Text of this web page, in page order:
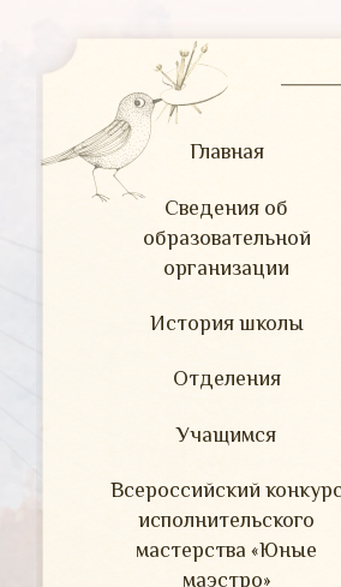
Главная
Сведения об
образовательной
организации
История школы
Отделения
Учащимся
Всероссийский конкурс
исполнительского
мастерства «Юные
маэстро»